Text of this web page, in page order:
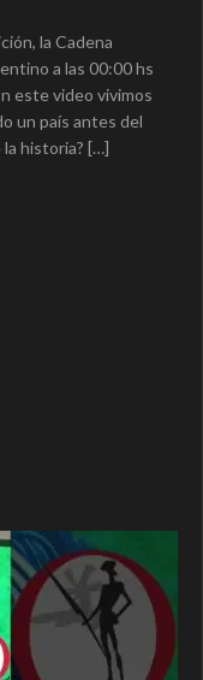
la Cadena
a las 00:00 hs
este video vivimos
un país antes del
historia? […]